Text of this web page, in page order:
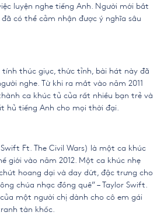
luyện nghe tiếng Anh. Người mới bắt
có thể cảm nhận được ý nghĩa sâu
tính thúc giục, thức tỉnh, bài hát này đã
nghe. Từ khi ra mắt vào năm 2011
ca khúc tủ của rất nhiều bạn trẻ và
hủ tiếng Anh cho mọi thời đại.
Ft. The Civil Wars) là một ca khúc
giới vào năm 2012. Một ca khúc nhẹ
hoang dại và day dứt, đặc trưng cho
chúa nhạc đồng quê” – Taylor Swift.
một người chị dành cho cô em gái
tàn khốc.